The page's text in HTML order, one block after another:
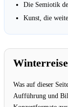
Die Semiotik
Kunst, die
Was auf dieser
Aufführung und